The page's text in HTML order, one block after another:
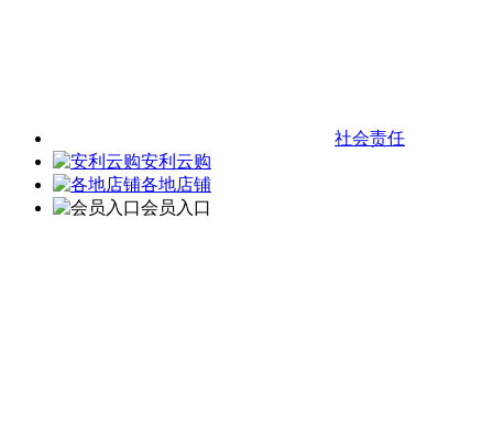
社会责任
安利云购
各地店铺
会员入口